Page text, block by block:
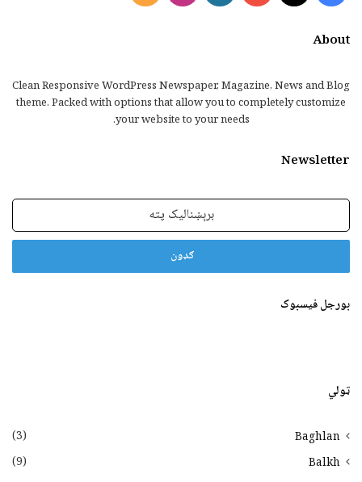
About
Clean Responsive WordPress Newspaper, Magazine, News and Blog
theme. Packed with options that allow you to completely customize
your website to your needs.
Newsletter
برېښنالیک
بورجل فیسبوک
ټولي
Baghlan
(3)
Balkh
(9)